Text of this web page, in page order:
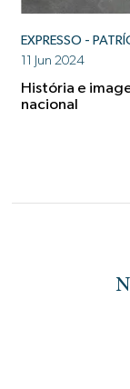
EXPRESSO -
11 Jun 2024
História e
nacional